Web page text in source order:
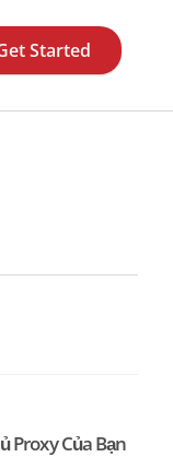
Started
Proxy Của Bạn